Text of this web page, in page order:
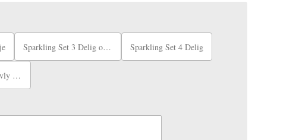
Sparkling Set 3 Delig of Sparkling ketting Sparkling Set 4 Delig